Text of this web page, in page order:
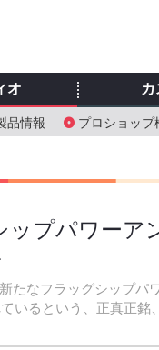
オ
品情報 プロショップ
プパワーア
たなフラッグシップパ
いるという、正真正